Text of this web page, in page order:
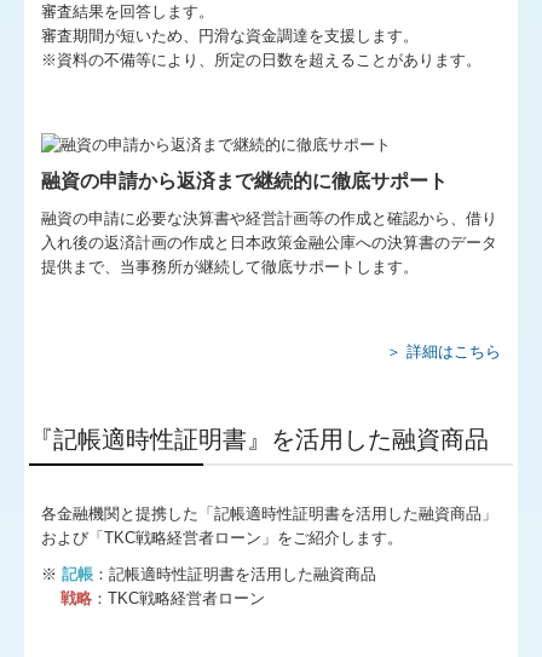
今の税理士に満足していますか？
TKCシステムQ&A
採用情報
事務所訪問会
代表メッセージ
働き方・福利厚生
お客様の声
審査結果を回答します。
審査期間が短いため、円滑な資金調達を支援します。
※資料の不備等により、所定の日数を超えることがあります。
融資の申請から返済まで継続的に徹底サポート
融資の申請に必要な決算書や経営計画等の作成と確認から、借り
入れ後の返済計画の作成と日本政策金融公庫への決算書のデータ
提供まで、当事務所が継続して徹底サポートします。
＞ 詳細はこちら
『記帳適時性証明書』を活用した融資商品
各金融機関と提携した「記帳適時性証明書を活用した融資商品」
および「TKC戦略経営者ローン」をご紹介します。
※記帳 ：記帳適時性証明書を活用した融資商品
戦略 ：TKC戦略経営者ローン